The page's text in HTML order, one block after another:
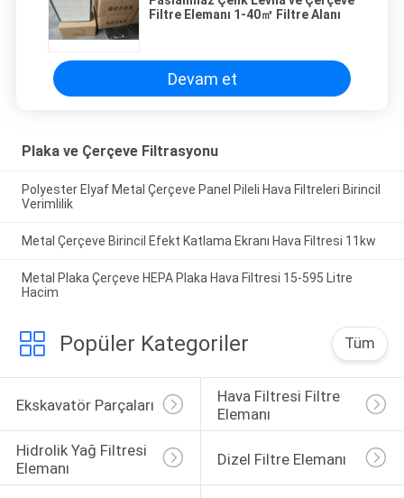
Filtre Elemanı 1-40㎡ Filtre Alanı
Devam et
Plaka ve Çerçeve Filtrasyonu
Polyester Elyaf Metal Çerçeve Panel Pileli Hava Filtreleri Birincil
Verimlilik
Metal Çerçeve Birincil Efekt Katlama Ekranı Hava Filtresi 11kw
Metal Plaka Çerçeve HEPA Plaka Hava Filtresi 15-595 Litre
Hacim
Popüler Kategoriler Tüm
Ekskavatör Parçaları
Hava Filtresi Filtre
Elemanı
Hidrolik Yağ Filtresi
Elemanı
Dizel Filtre Elemanı